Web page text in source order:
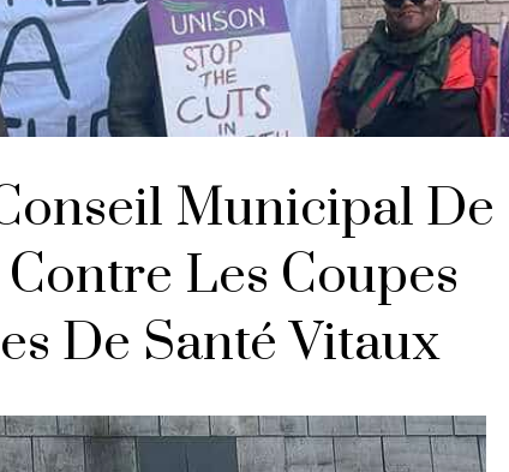
Municipal De
Les Coupes
De Santé Vitaux